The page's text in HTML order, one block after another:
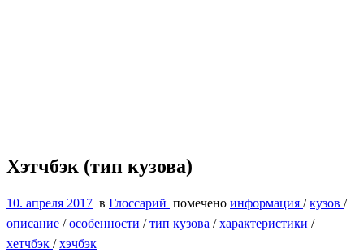
Хэтчбэк (тип кузова)
10. апреля 2017 в Глоссарий помечено информация /кузов /
описание /особенности /тип кузова /характеристики /
хетчбэк /хэчбэк